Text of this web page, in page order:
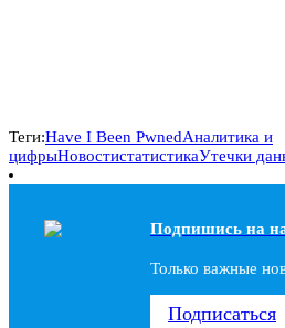
Теги:Have I Been PwnedАналитика и
цифрыНовостистатистикаУтечки
Подпишись на
Только важные
Подписаться